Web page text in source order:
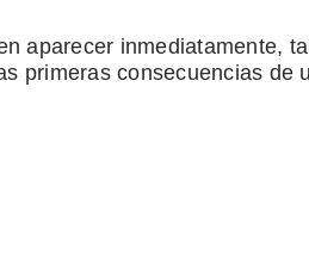
aparecer inmediatamente,
primeras consecuencias de